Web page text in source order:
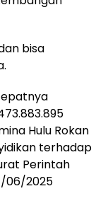
bisa
Hulu Rokan
terhadap
Perintah
06/2025